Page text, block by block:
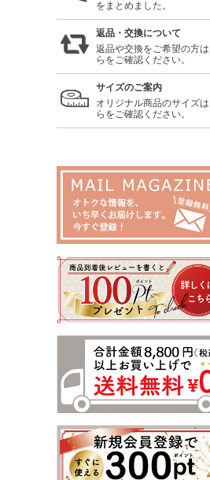
をまとめました。
返品・交換について
返品や交換をご希望の方
らをご確認ください。
サイズのご案内
オリジナル商品のサイズ
らをご確認ください。